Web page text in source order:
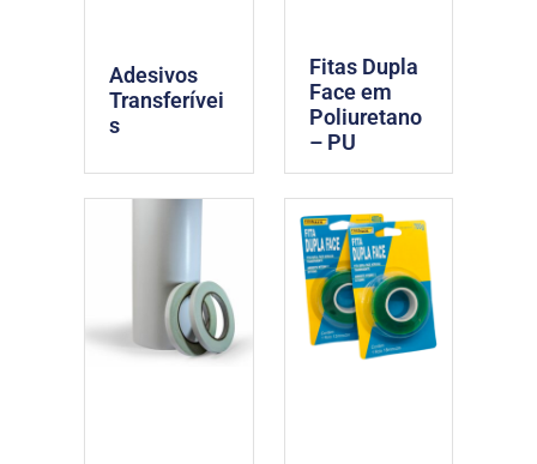
Adesivos
Transferívei
s
Fitas Dupla
Face em
Poliuretano
– PU